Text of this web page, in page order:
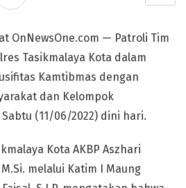
OnNewsOne.com — Patroli Tim
Tasikmalaya Kota dalam
Kamtibmas dengan
dan Kelompok
(11/06/2022) dini hari.
Kota AKBP Aszhari
melalui Katim I Maung